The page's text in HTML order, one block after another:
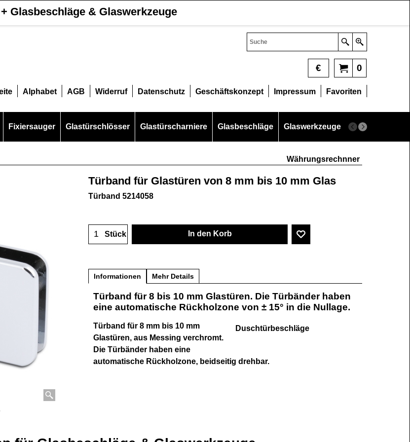
Glasbeschläge & Glaswerkzeuge
0
€
Alphabet AGB Widerruf Datenschutz Geschäftskonzept Impressum Favoriten
Fixiersauger Glastürschlösser Glastürscharniere Glasbeschläge Glaswerkzeuge Glasschneider
Währungsrechnner
Türband für Glastüren von 8 mm bis 10 mm Glas
Türband 5214058
Stück In den Korb
Informationen Mehr Details
Türband für 8 bis 10 mm Glastüren. Die Türbänder haben
eine automatische Rückholzone von ± 15° in die Nullage.
Duschtürbeschläge
Türband für 8 mm bis 10 mm
Glastüren, aus Messing verchromt.
Die Türbänder haben eine
automatische Rückholzone, beidseitig drehbar.